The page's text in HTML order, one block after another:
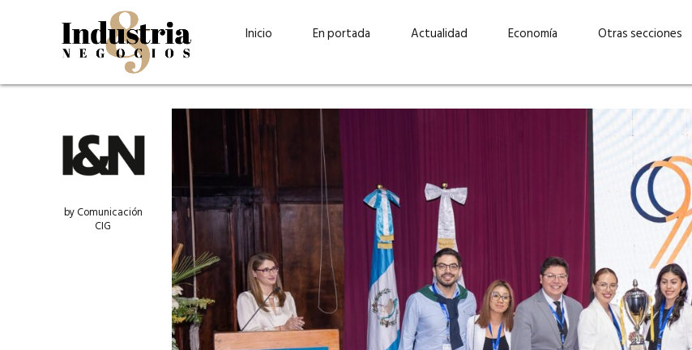
Inicio En portada
Guatehuevo: medio siglo
produciendo la proteína
más accesible para los
“La sostenibilidad está en
el centro de Cervecería
Ambev Guatemala» –
Ricardo Urteaga
“Invertir con propósito:
cómo CBC impulsa su
crecimiento industrial a
través de la innovación y la
sostenibilidad”
Actualidad Economía Otras secciones
by Comunicación
CIG